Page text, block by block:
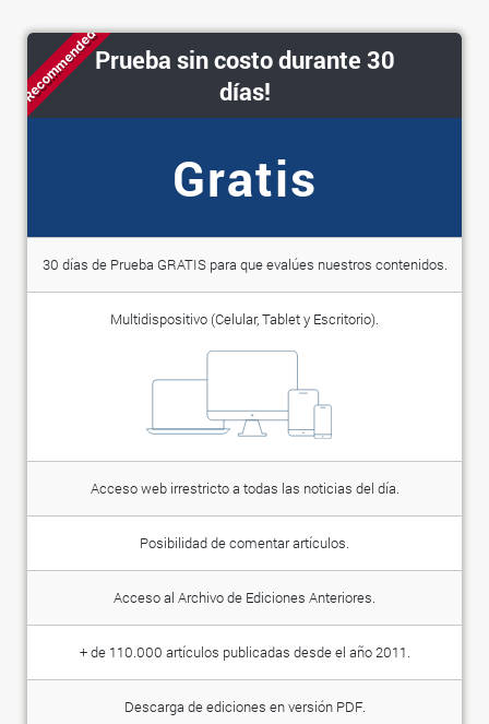
RecommendedPrueba sin costo durante 30
días!
Gratis
30 días de Prueba GRATIS para que evalúes nuestros contenidos.
Multidispositivo (Celular, Tablet y Escritorio).
Acceso web irrestricto a todas las noticias del día.
Posibilidad de comentar artículos.
Acceso al Archivo de Ediciones Anteriores.
+ de 110.000 artículos publicadas desde el año 2011.
Descarga de ediciones en versión PDF.